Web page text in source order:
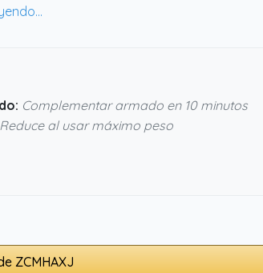
y una herramienta para acabar en un
Complementar armado en 10 minutos
Reduce al usar máximo peso
ZCMHAXJ